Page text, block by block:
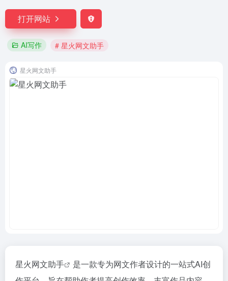
打开网站
AI写作 # 星火网文助手
星火网文助手
星火网文助手
是一款专为网文作者设计的一站式AI创